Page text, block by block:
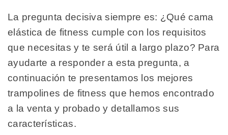
La pregunta decisiva siempre es: ¿Qué cama
elástica de fitness cumple con los requisitos
que necesitas y te será útil a largo plazo? Para
ayudarte a responder a esta pregunta, a
continuación te presentamos los mejores
trampolines de fitness que hemos encontrado
a la venta y probado y detallamos sus
características.